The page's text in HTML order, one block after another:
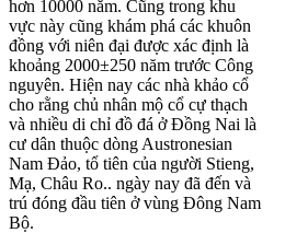
hơn 10000 năm. Cũng trong khu
vực này cũng khám phá các khuôn
đồng với niên đại được xác định là
khoảng 2000±250 năm trước Công
nguyên. Hiện nay các nhà khảo cổ
cho rằng chủ nhân mộ cổ cự thạch
và nhiều di chỉ đồ đá ở Đồng Nai là
cư dân thuộc dòng Austronesian
Nam Đảo, tổ tiên của người Stieng,
Mạ, Châu Ro.. ngày nay đã đến và
trú đóng đầu tiên ở vùng Đông Nam
Bộ.